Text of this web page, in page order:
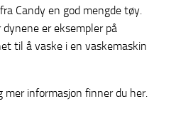
Candy en god mengde tøy.
er eksempler på
til å vaske i en vaskemaskin
mer informasjon finner du her.